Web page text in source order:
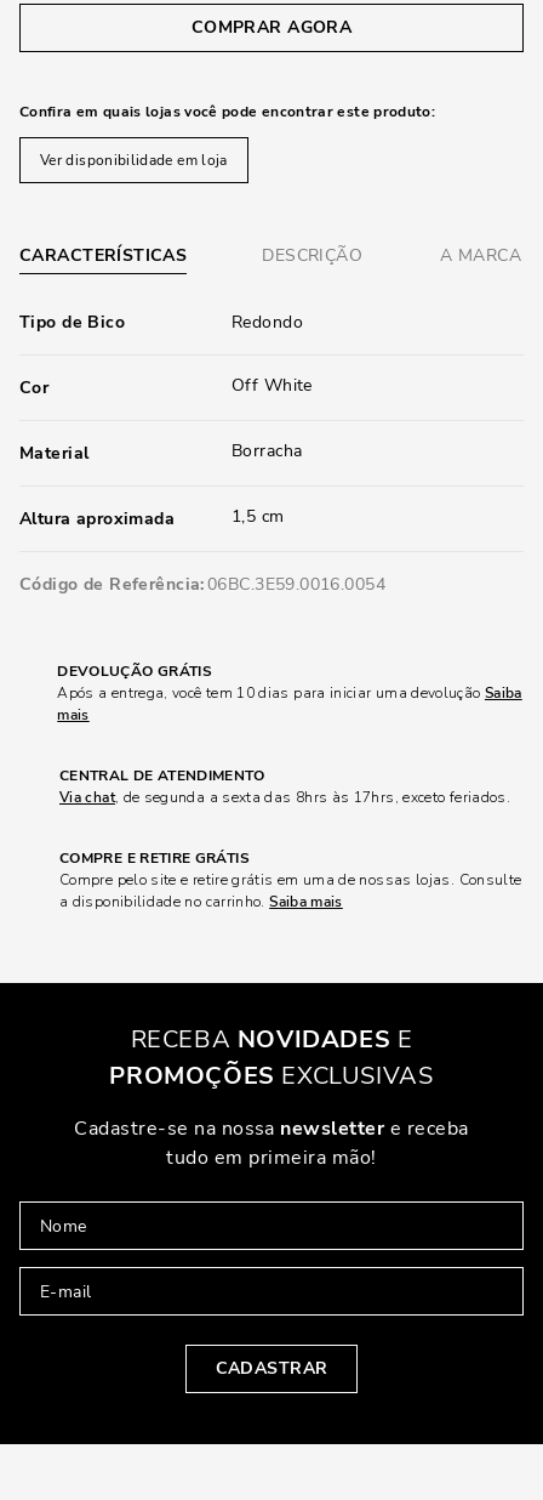
COMPRAR AGORA
Confira em quais lojas você pode encontrar este produto:
Ver disponibilidade em loja
CARACTERÍSTICAS DESCRIÇÃO A MARCA
Tipo de Bico Redondo
Cor Off White
Material Borracha
Altura aproximada 1,5 cm
Código de Referência 06BC.3E59.0016.0054
DEVOLUÇÃO GRÁTIS
Após a entrega, você tem 10 dias para iniciar uma devolução Saiba
mais
CENTRAL DE ATENDIMENTO
Via chat, de segunda a sexta das 8hrs às 17hrs, exceto feriados.
COMPRE E RETIRE GRÁTIS
Compre pelo site e retire grátis em uma de nossas lojas. Consulte
a disponibilidade no carrinho.Saiba mais
RECEBA NOVIDADES E
PROMOÇÕES EXCLUSIVAS
Cadastre-se na nossa newslettere receba
tudo em primeira mão!
CADASTRAR